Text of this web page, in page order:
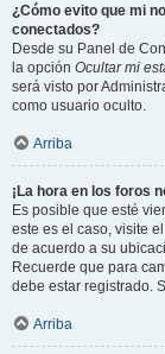
¿Cómo evito que mi
conectados?
Desde su Panel de
la opción Ocultar mi
será visto por
como usuario oculto.
Arriba
¡La hora en los foros
Es posible que esté
este es el caso, visite
de acuerdo a su
Recuerde que para
debe estar registrado.
Arriba